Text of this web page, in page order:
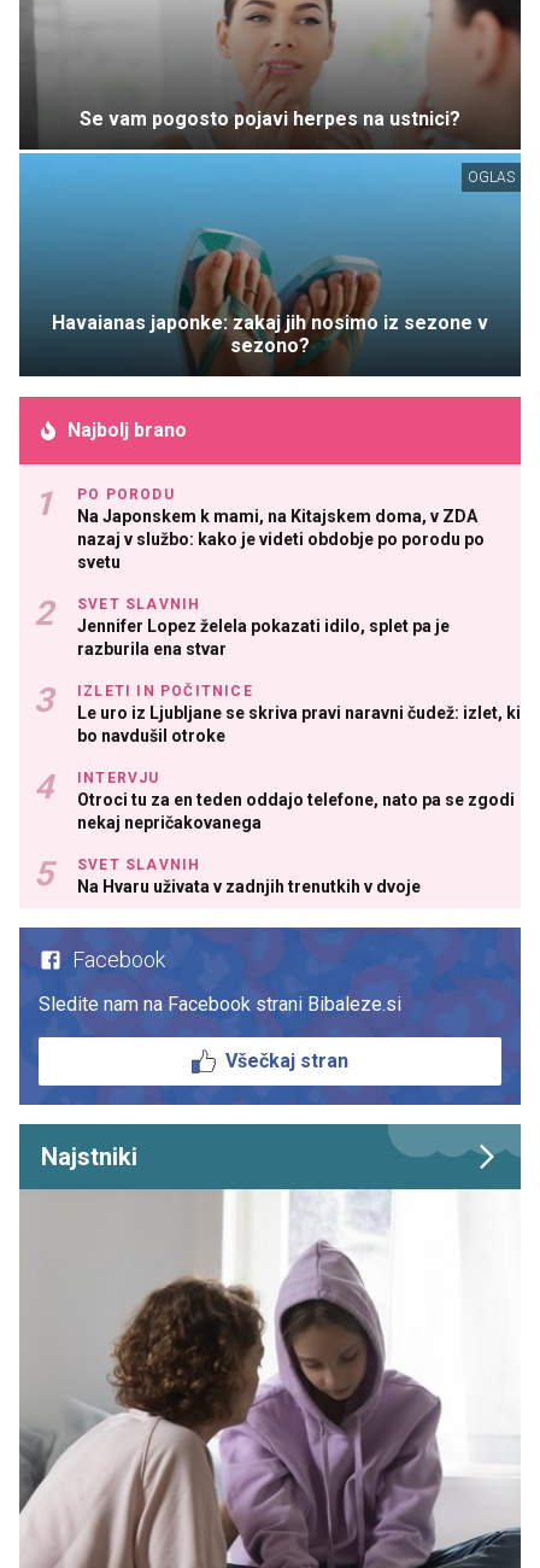
Se vam pogosto pojavi herpes na ustnici?
OGLAS
Havaianas japonke: zakaj jih nosimo iz sezone v
sezono?
Najbolj brano
PO PORODU
Na Japonskem k mami, na Kitajskem doma, v ZDA
nazaj v službo: kako je videti obdobje po porodu po
svetu
SVET SLAVNIH
Jennifer Lopez želela pokazati idilo, splet pa je
razburila ena stvar
IZLETI IN POČITNICE
Le uro iz Ljubljane se skriva pravi naravni čudež: izlet, ki
bo navdušil otroke
INTERVJU
Otroci tu za en teden oddajo telefone, nato pa se zgodi
nekaj nepričakovanega
SVET SLAVNIH
Na Hvaru uživata v zadnjih trenutkih v dvoje
Facebook
Sledite nam na Facebook strani Bibaleze.si
Všečkaj stran
Najstniki